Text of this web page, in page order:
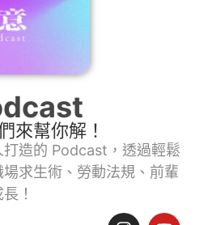
來幫你解！
造的 Podcast，透過輕鬆
求生術、勞動法規、前輩
！